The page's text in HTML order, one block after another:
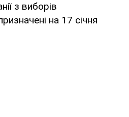
з виборів
на 17 січня